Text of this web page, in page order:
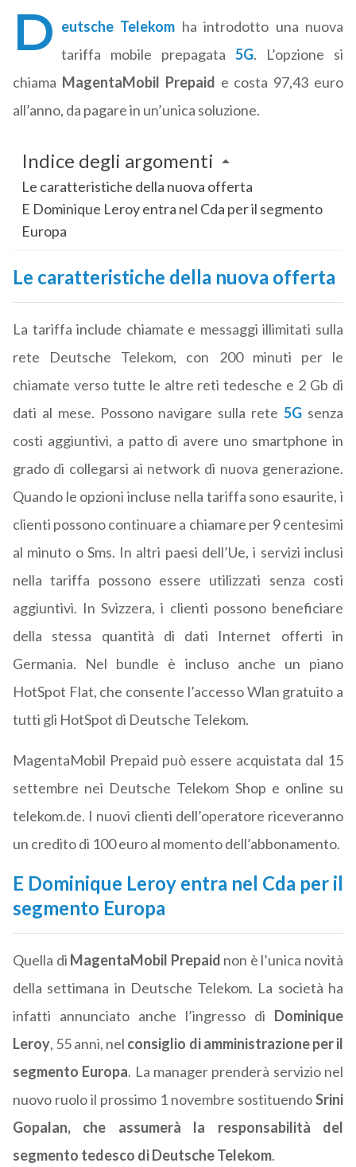
D eutsche Telekom ha introdotto una nuova
tariffa mobile prepagata 5G. L’opzione si
chiama MagentaMobil Prepaid e costa 97,43 euro
all’anno, da pagare in un’unica soluzione.
Indice degli argomenti
Le caratteristiche della nuova offerta
E Dominique Leroy entra nel Cda per il segmento
Europa
Le caratteristiche della nuova offerta
La tariffa include chiamate e messaggi illimitati sulla
rete Deutsche Telekom, con 200 minuti per le
chiamate verso tutte le altre reti tedesche e 2 Gb di
dati al mese. Possono navigare sulla rete5G senza
costi aggiuntivi, a patto di avere uno smartphone in
grado di collegarsi ai network di nuova generazione.
Quando le opzioni incluse nella tariffa sono esaurite, i
clienti possono continuare a chiamare per 9 centesimi
al minuto o Sms. In altri paesi dell’Ue, i servizi inclusi
nella tariffa possono essere utilizzati senza costi
aggiuntivi. In Svizzera, i clienti possono beneficiare
della stessa quantità di dati Internet offerti in
Germania. Nel bundle è incluso anche un piano
HotSpot Flat, che consente l’accesso Wlan gratuito a
tutti gli HotSpot di Deutsche Telekom.
MagentaMobil Prepaid può essere acquistata dal 15
settembre nei Deutsche Telekom Shop e online su
telekom.de. I nuovi clienti dell’operatore riceveranno
un credito di 100 euro al momento dell’abbonamento.
E Dominique Leroy entra nel Cda per il
segmento Europa
Quella di MagentaMobil Prepaid non è l’unica novità
della settimana in Deutsche Telekom. La società ha
infatti annunciato anche l’ingresso di Dominique
Leroy, 55 anni, nel consiglio di amministrazione per il
segmento Europa. La manager prenderà servizio nel
nuovo ruolo il prossimo 1 novembre sostituendoSrini
Gopalan, che assumerà la responsabilità del
segmento tedesco di Deutsche Telekom.